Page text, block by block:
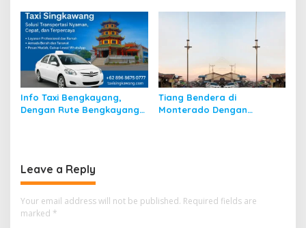
Info Taxi Bengkayang,
Dengan Rute Bengkayang
Tiang Bendera di
Monterado Dengan
Leave a Reply
Your email address will not be published. Required fields are
marked *